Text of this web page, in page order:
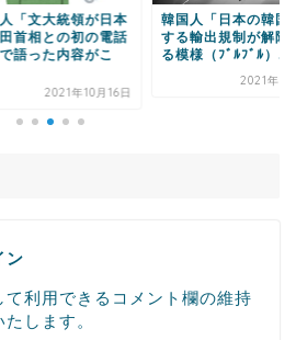
「日本の韓国に対
出規制が解除され
（ﾌﾞﾙﾌﾞﾙ）...
韓国人「日本の大卒
率、過去最高の
記録・・・」→「独
2025年2
ン
利用できるコメント欄の維持
します。